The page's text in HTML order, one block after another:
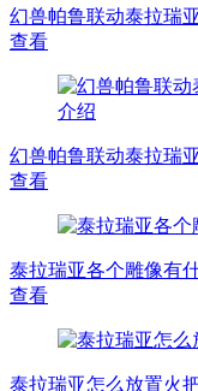
幻兽帕鲁联动泰拉瑞
查看
幻兽帕鲁联动泰拉瑞
查看
泰拉瑞亚各个雕像有
查看
泰拉瑞亚怎么放置火